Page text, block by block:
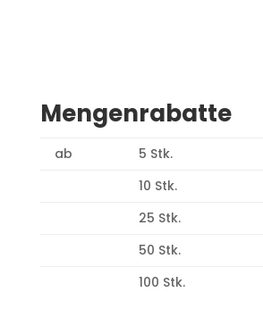
Mengenrabatte
ab 5 Stk.
10 Stk.
25 Stk.
50 Stk.
100 Stk.